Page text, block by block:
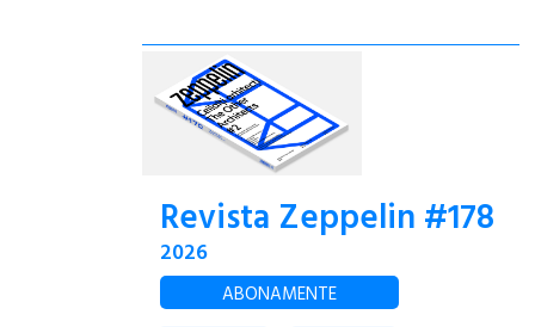
Revista Zeppelin #178
2026
ABONAMENTE